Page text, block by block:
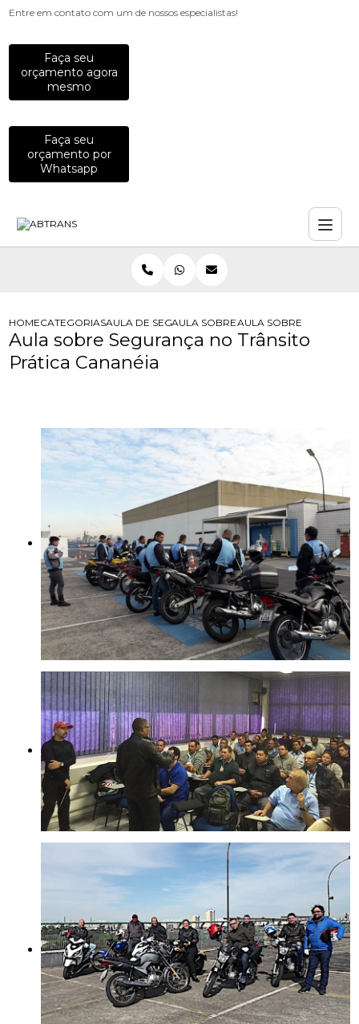
Entre em contato com um de nossos especialistas!
Faça seu
orçamento agora
mesmo
Faça seu
orçamento por
Whatsapp
HOMECATEGORIASAULA DE SEGURANCA NO TRANSITO
AULA SOBRE SEGURANCA NO
AULA SOBRE
Aula sobre Segurança no Trânsito
Prática Cananéia